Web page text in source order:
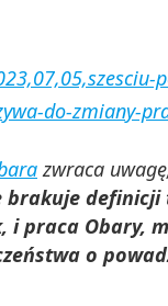
do-zmiany-
zwraca
brakuje
i praca Obary,
o